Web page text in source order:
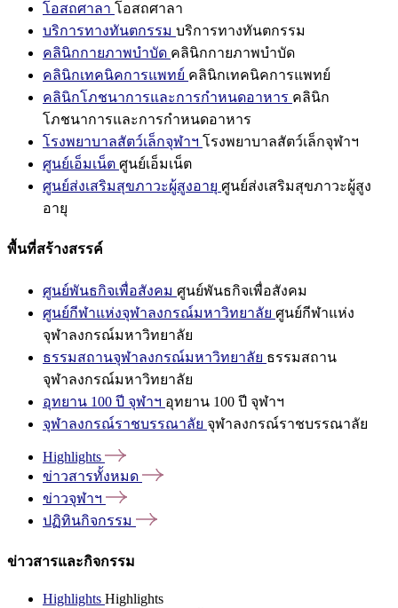
โอสถศาลา โอสถศาลา
บริการทางทันตกรรม บริการทางทันตกรรม
คลินิกกายภาพบำบัด คลินิกกายภาพบำบัด
คลินิกเทคนิคการแพทย์ คลินิกเทคนิคการแพทย์
คลินิกโภชนาการและการกำหนดอาหาร คลินิก
โภชนาการและการกำหนดอาหาร
โรงพยาบาลสัตว์เล็กจุฬาฯ โรงพยาบาลสัตว์เล็กจุฬาฯ
ศูนย์เอ็มเน็ต ศูนย์เอ็มเน็ต
ศูนย์ส่งเสริมสุขภาวะผู้สูงอายุ ศูนย์ส่งเสริมสุขภาวะผู้สูง
อายุ
พื้นที่สร้างสรรค์
ศูนย์พันธกิจเพื่อสังคม ศูนย์พันธกิจเพื่อสังคม
ศูนย์กีฬาแห่งจุฬาลงกรณ์มหาวิทยาลัย ศูนย์กีฬาแห่ง
จุฬาลงกรณ์มหาวิทยาลัย
ธรรมสถานจุฬาลงกรณ์มหาวิทยาลัย ธรรมสถาน
จุฬาลงกรณ์มหาวิทยาลัย
อุทยาน 100 ปี จุฬาฯ อุทยาน 100 ปี จุฬาฯ
จุฬาลงกรณ์ราชบรรณาลัย จุฬาลงกรณ์ราชบรรณาลัย
Highlights
ข่าวสารทั้งหมด
ข่าวจุฬาฯ
ปฏิทินกิจกรรม
ข่าวสารและกิจกรรม
Highlights Highlights